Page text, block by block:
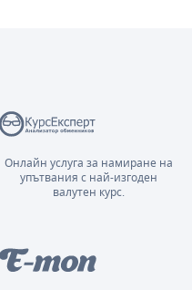
Онлайн услуга за намиране на
упътвания с най-изгоден
валутен курс.